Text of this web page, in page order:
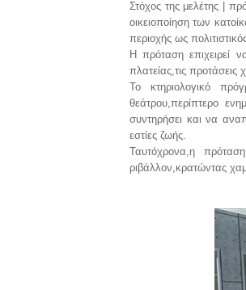
Στόχος της μελέτης |
οικειοποίηση των
περιοχής ως
Η πρόταση επιχειρεί
πλατείας,τις προτάσεις
Το κτηριολογικό
θεάτρου,περίπτερο
συντηρήσει και να
εστίες ζωής.
Ταυτόχρονα,η
ριβάλλον,κρατώντας